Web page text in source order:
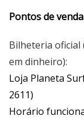
Pontos de
Bilheteria oficial
em dinheiro):
Loja Planeta
2611)
Horário